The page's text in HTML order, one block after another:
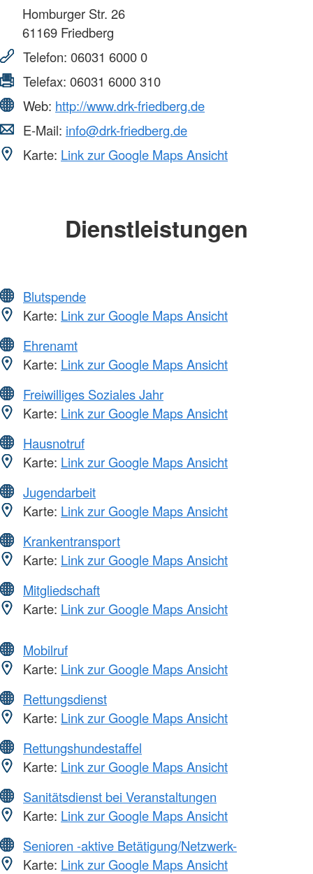
Homburger Str. 26
61169 Friedberg
Telefon: 06031 6000 0
Telefax: 06031 6000 310
Web: http://www.drk-friedberg.de
E-Mail: info@drk-friedberg.de
Karte: Link zur Google Maps Ansicht
Dienstleistungen
Blutspende
Karte: Link zur Google Maps Ansicht
Ehrenamt
Karte: Link zur Google Maps Ansicht
Freiwilliges Soziales Jahr
Karte: Link zur Google Maps Ansicht
Hausnotruf
Karte: Link zur Google Maps Ansicht
Jugendarbeit
Karte: Link zur Google Maps Ansicht
Krankentransport
Karte: Link zur Google Maps Ansicht
Mitgliedschaft
Karte: Link zur Google Maps Ansicht
Mobilruf
Karte: Link zur Google Maps Ansicht
Rettungsdienst
Karte: Link zur Google Maps Ansicht
Rettungshundestaffel
Karte: Link zur Google Maps Ansicht
Sanitätsdienst bei Veranstaltungen
Karte: Link zur Google Maps Ansicht
Senioren -aktive Betätigung/Netzwerk-
Karte: Link zur Google Maps Ansicht